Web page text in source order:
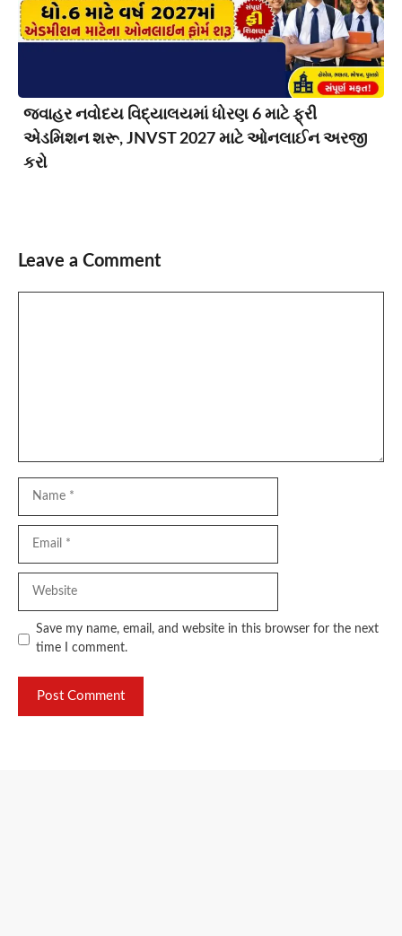
જવાહર નવોદય વિદ્યાલયમાં ધોરણ 6 માટે ફ્રી
એડમિશન શરૂ, JNVST 2027 માટે ઓનલાઈન અરજી
કરો
Leave a Comment
Save my name, email, and website in this browser for the next
time I comment.